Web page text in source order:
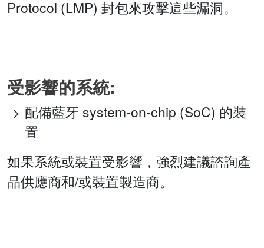
Protocol (LMP) 封包來攻擊這些漏洞。
受影響的系統:
配備藍牙 system-on-chip (SoC) 的裝
置
如果系統或裝置受影響，強烈建議諮詢產
品供應商和/或裝置製造商。